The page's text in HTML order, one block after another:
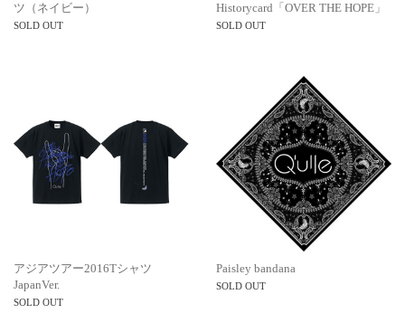
ツ（ネイビー）
SOLD OUT
Historycard「OVER THE HOPE」
SOLD OUT
アジアツアー2016Tシャツ
JapanVer.
SOLD OUT
Paisley bandana
SOLD OUT